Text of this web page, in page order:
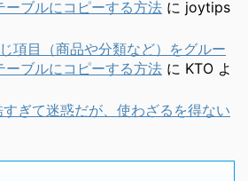
ーブルにコピーする方法 に joytips
項目（商品や分類など）をグルー
ーブルにコピーする方法 に KTO よ
ぎて迷惑だが、使わざるを得ない